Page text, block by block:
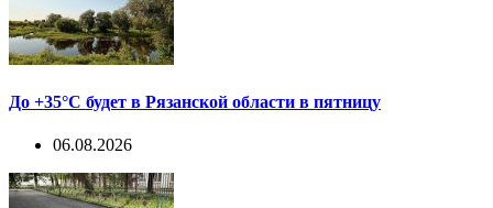
До +35°С будет в Рязанской области в пятницу
06.08.2026